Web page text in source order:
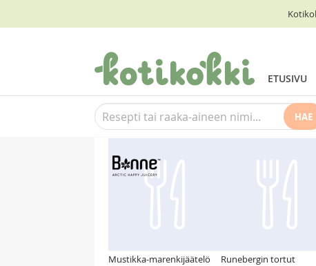
ETUSIVU
HAE
Suosittelemme myös
Mustikka-marenkijäätelö Runebergin tortut